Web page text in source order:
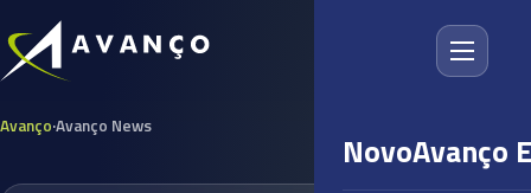
NovoAvanço
Avanço·Avanço News